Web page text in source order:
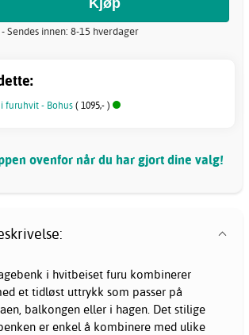
Sendes innen: 8-15 hverdager
furuhvit - Bohus ( 1095,- )
ovenfor når du har gjort dine valg!
i hvitbeiset furu kombinerer
et tidløst uttrykk som passer på
balkongen eller i hagen. Det stilige
er enkel å kombinere med ulike